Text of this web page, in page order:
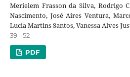
Merielem Frasson da Silva, Rodrigo
Nascimento, José Aires Ventura,
Lucia Martins Santos, Vanessa Alves
39 - 52
PDF